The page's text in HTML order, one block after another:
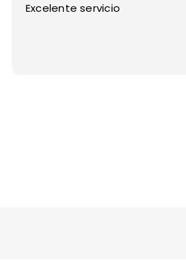
Excelente servicio